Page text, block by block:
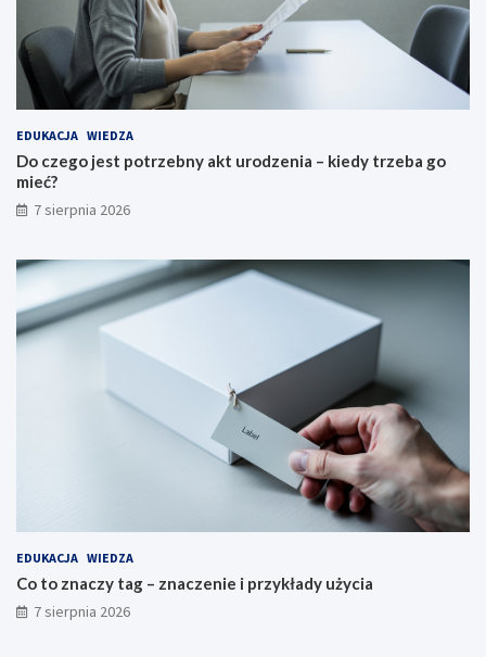
EDUKACJA WIEDZA
Do czego jest potrzebny akt urodzenia – kiedy trzeba go
mieć?
7 sierpnia 2026
EDUKACJA WIEDZA
Co to znaczy tag – znaczenie i przykłady użycia
7 sierpnia 2026